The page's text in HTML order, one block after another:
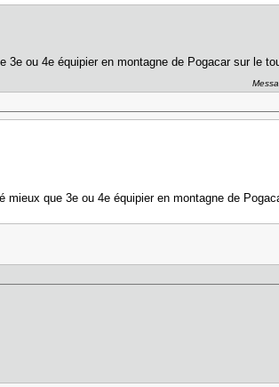
ou 4e équipier en montagne de Pogacar sur le
que 3e ou 4e équipier en montagne de